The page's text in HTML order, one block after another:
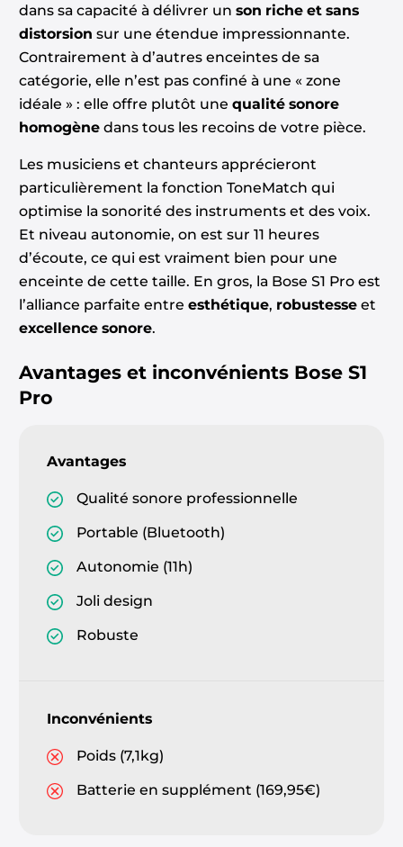
dans sa capacité à délivrer un son riche et sans
distorsion sur une étendue impressionnante.
Contrairement à d’autres enceintes de sa
catégorie, elle n’est pas confiné à une « zone
idéale » : elle offre plutôt une qualité sonore
homogènedans tous les recoins de votre pièce.
Les musiciens et chanteurs apprécieront
particulièrement la fonction ToneMatch qui
optimise la sonorité des instruments et des voix.
Et niveau autonomie, on est sur 11 heures
d’écoute, ce qui est vraiment bien pour une
enceinte de cette taille. En gros, la Bose S1 Pro est
l’alliance parfaite entre esthétique, robustesseet
excellence sonore.
Avantages et inconvénients Bose S1
Pro
Avantages
Qualité sonore professionnelle
Portable (Bluetooth)
Autonomie (11h)
Joli design
Robuste
Inconvénients
Poids (7,1kg)
Batterie en supplément (169,95€)